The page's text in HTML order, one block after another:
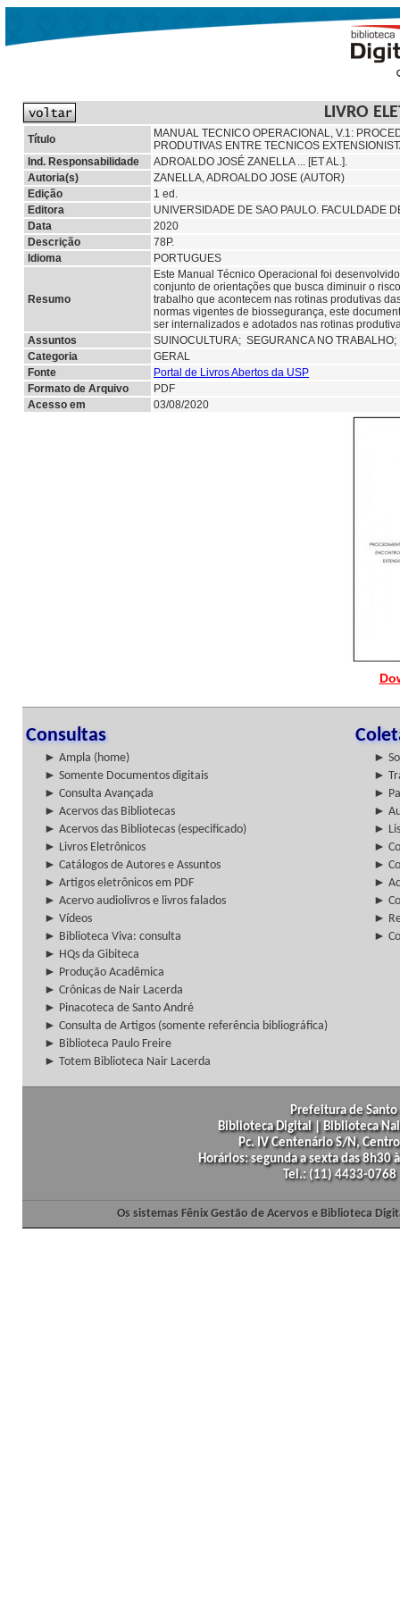
LIVRO
Título
MANUAL TECNICO OPERACIONAL, V.1:
PRODUTIVAS ENTRE TECNICOS
Ind. Responsabilidade
ADROALDO JOSÉ ZANELLA ... [ET AL.].
Autoria(s)
ZANELLA, ADROALDO JOSE (AUTOR)
Edição
1 ed.
Editora
UNIVERSIDADE DE SAO PAULO. FACULDADE
Data
2020
Descrição
78P.
Idioma
PORTUGUES
Resumo
Este Manual Técnico Operacional foi
conjunto de orientações que busca diminuir o
trabalho que acontecem nas rotinas produtivas
normas vigentes de biossegurança, este
ser internalizados e adotados nas rotinas
Assuntos
SUINOCULTURA; SEGURANCA NO
Categoria
GERAL
Fonte
Portal de Livros Abertos da USP
Formato de Arquivo
PDF
Acesso em
03/08/2020
Consultas
► Ampla (home)
►
► Somente Documentos digitais
►
► Consulta Avançada
►
► Acervos das Bibliotecas
►
► Acervos das Bibliotecas (especificado)
►
► Livros Eletrônicos
►
► Catálogos de Autores e Assuntos
►
► Artigos eletrônicos em PDF
►
► Acervo audiolivros e livros falados
►
► Vídeos
►
► Biblioteca Viva: consulta
►
► HQs da Gibiteca
► Produção Acadêmica
► Crônicas de Nair Lacerda
► Pinacoteca de Santo André
► Consulta de Artigos (somente referência bibliográfica)
► Biblioteca Paulo Freire
► Totem Biblioteca Nair Lacerda
Prefeitura de
Biblioteca Digital | Biblioteca
Pc. IV Centenário S/N,
Horários: segunda a sexta das
Tel.: (11) 4433-
Os sistemas Fênix Gestão de Acervos e Biblioteca